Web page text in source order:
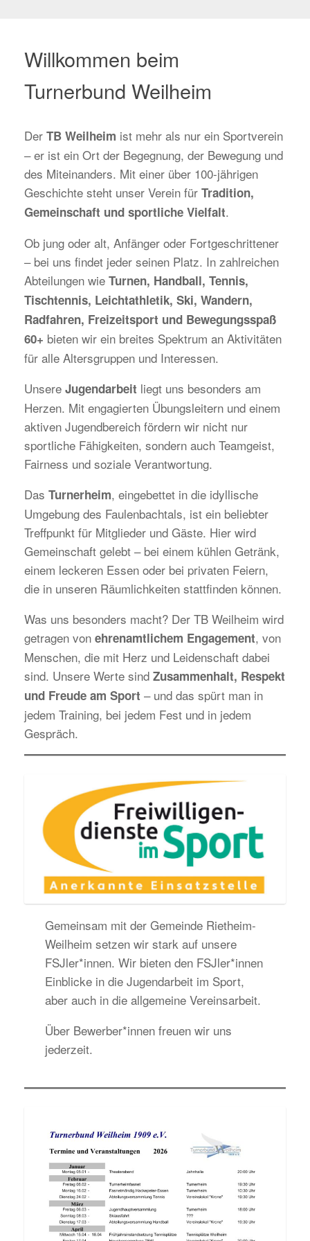
Willkommen beim
Turnerbund Weilheim
Der TB Weilheim ist mehr als nur ein Sportverein
– er ist ein Ort der Begegnung, der Bewegung und
des Miteinanders. Mit einer über 100-jährigen
Geschichte steht unser Verein für Tradition,
Gemeinschaft und sportliche Vielfalt.
Ob jung oder alt, Anfänger oder Fortgeschrittener
– bei uns findet jeder seinen Platz. In zahlreichen
Abteilungen wie Turnen, Handball, Tennis,
Tischtennis, Leichtathletik, Ski, Wandern,
Radfahren, Freizeitsport und Bewegungsspaß
60+ bieten wir ein breites Spektrum an Aktivitäten
für alle Altersgruppen und Interessen.
Unsere Jugendarbeit liegt uns besonders am
Herzen. Mit engagierten Übungsleitern und einem
aktiven Jugendbereich fördern wir nicht nur
sportliche Fähigkeiten, sondern auch Teamgeist,
Fairness und soziale Verantwortung.
Das Turnerheim, eingebettet in die idyllische
Umgebung des Faulenbachtals, ist ein beliebter
Treffpunkt für Mitglieder und Gäste. Hier wird
Gemeinschaft gelebt – bei einem kühlen Getränk,
einem leckeren Essen oder bei privaten Feiern,
die in unseren Räumlichkeiten stattfinden können.
Was uns besonders macht? Der TB Weilheim wird
getragen von ehrenamtlichem Engagement, von
Menschen, die mit Herz und Leidenschaft dabei
sind. Unsere Werte sind Zusammenhalt, Respekt
und Freude am Sport – und das spürt man in
jedem Training, bei jedem Fest und in jedem
Gespräch.
Gemeinsam mit der Gemeinde Rietheim-
Weilheim setzen wir stark auf unsere
FSJler*innen. Wir bieten den FSJler*innen
Einblicke in die Jugendarbeit im Sport,
aber auch in die allgemeine Vereinsarbeit.
Über Bewerber*innen freuen wir uns
jederzeit.